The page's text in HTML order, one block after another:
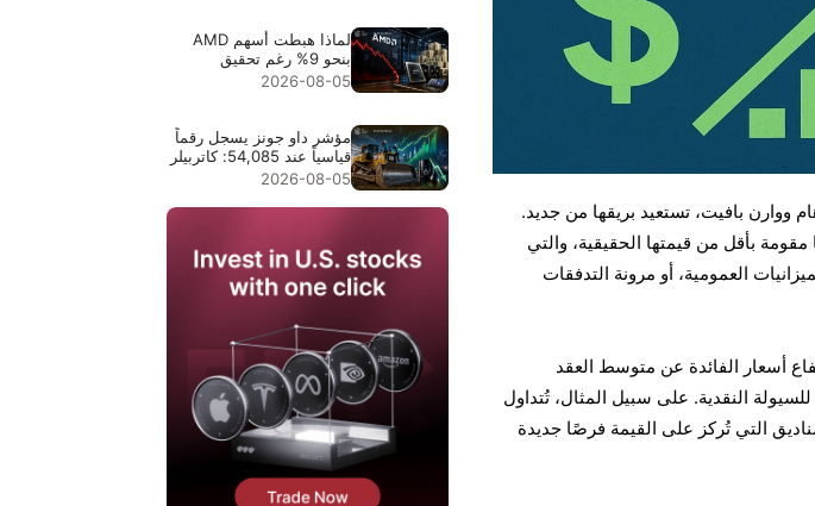
ووارن بافيت، تستعيد بريقها من جديد.
بأقل من قيمتها الحقيقية، والتي
العمومية، أو مرونة التدفقات
أسعار الفائدة عن متوسط العقد
النقدية. على سبيل المثال، تُتداول
التي تُركز على القيمة فرصًا جديدة
لماذا هبطت أسهم AMD
بنحو 9% رغم تحقيق
إيرادات قياسية بقيمة
2026-08-05
مؤشر داو جونز يسجل رقماً
قياسياً عند 54,085: كاتربيلر
قادت الارتفاع في النقاط،
موجة الصعود
2026-08-05